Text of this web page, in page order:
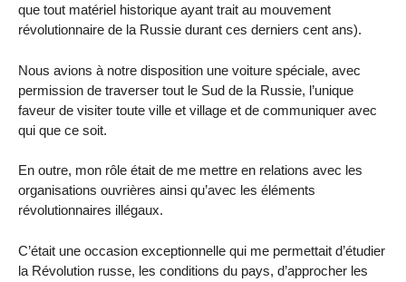
que tout matériel historique ayant trait au mouvement
révolutionnaire de la Russie durant ces derniers cent ans).
Nous avions à notre disposition une voiture spéciale, avec
permission de traverser tout le Sud de la Russie, l’unique
faveur de visiter toute ville et village et de communiquer avec
qui que ce soit.
En outre, mon rôle était de me mettre en relations avec les
organisations ouvrières ainsi qu’avec les éléments
révolutionnaires illégaux.
C’était une occasion exceptionnelle qui me permettait d’étudier
la Révolution russe, les conditions du pays, d’approcher les